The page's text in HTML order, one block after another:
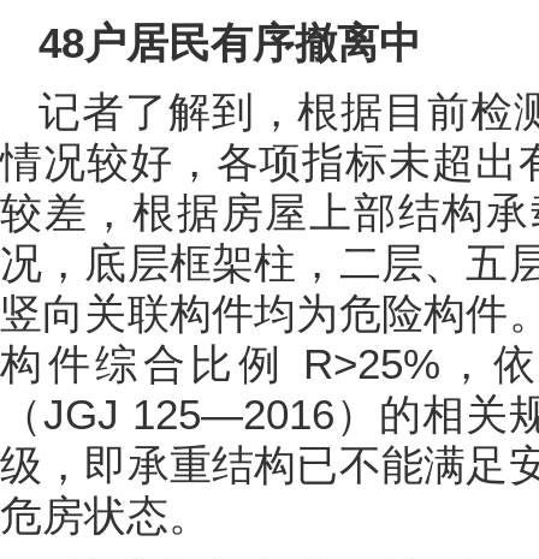
48户居民有序撤离中
记者了解到，根据目前检
情况较好，各项指标未超出
较差，根据房屋上部结构
况，底层框架柱，二层、五
竖向关联构件均为危险构件
构件综合比例 R>25%，
（JGJ 125—2016）的相关
级，即承重结构已不能满足
危房状态。